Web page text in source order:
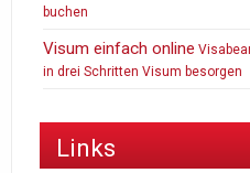
buchen
Visum einfach online
in drei Schritten Visum besorgen
Links